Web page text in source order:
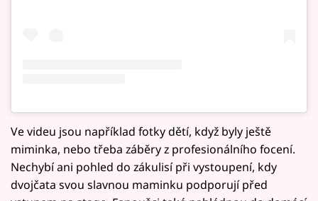
Ve videu jsou například fotky dětí, když byly ještě
miminka, nebo třeba záběry z profesionálního focení.
Nechybí ani pohled do zákulisí při vystoupení, kdy
dvojčata svou slavnou maminku podporují před